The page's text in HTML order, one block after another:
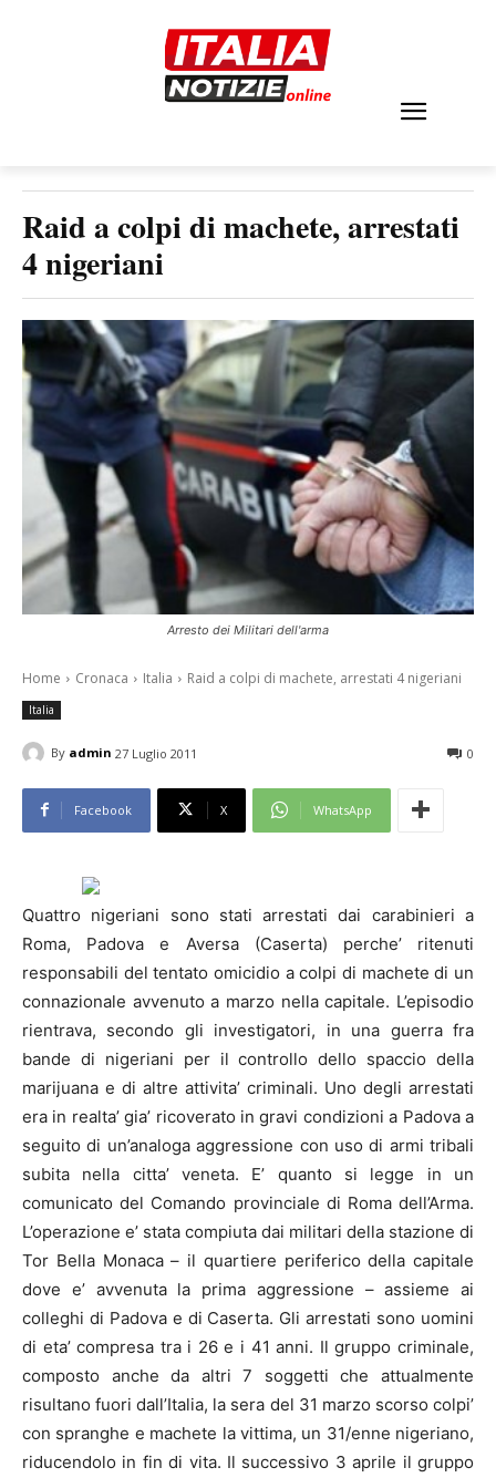
Raid a colpi di machete, arrestati
4 nigeriani
Arresto dei Militari dell'arma
Home Cronaca Italia Raid a colpi di machete, arrestati 4 nigeriani
Italia
By admin 27 Luglio 2011 0
Facebook X WhatsApp
Quattro nigeriani sono stati arrestati dai carabinieri a
Roma, Padova e Aversa (Caserta) perche’ ritenuti
responsabili del tentato omicidio a colpi di machete di un
connazionale avvenuto a marzo nella capitale. L’episodio
rientrava, secondo gli investigatori, in una guerra fra
bande di nigeriani per il controllo dello spaccio della
marijuana e di altre attivita’ criminali. Uno degli arrestati
era in realta’ gia’ ricoverato in gravi condizioni a Padova a
seguito di un’analoga aggressione con uso di armi tribali
subita nella citta’ veneta. E’ quanto si legge in un
comunicato del Comando provinciale di Roma dell’Arma.
L’operazione e’ stata compiuta dai militari della stazione di
Tor Bella Monaca – il quartiere periferico della capitale
dove e’ avvenuta la prima aggressione – assieme ai
colleghi di Padova e di Caserta. Gli arrestati sono uomini
di eta’ compresa tra i 26 e i 41 anni. Il gruppo criminale,
composto anche da altri 7 soggetti che attualmente
risultano fuori dall’Italia, la sera del 31 marzo scorso colpi’
con spranghe e machete la vittima, un 31/enne nigeriano,
riducendolo in fin di vita. Il successivo 3 aprile il gruppo